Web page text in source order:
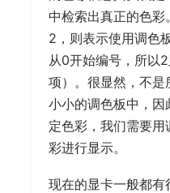
中检索出真正的色
2，则表示使用调色
从0开始编号，所以
项）。很显然，不
小小的调色板中，
定色彩，我们需要
彩进行显示。
现在的显卡一般都有